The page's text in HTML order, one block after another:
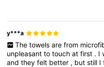
y***a
The towels are from
unpleasanttotouchatfirst . I
andtheyfelt better , butstill I